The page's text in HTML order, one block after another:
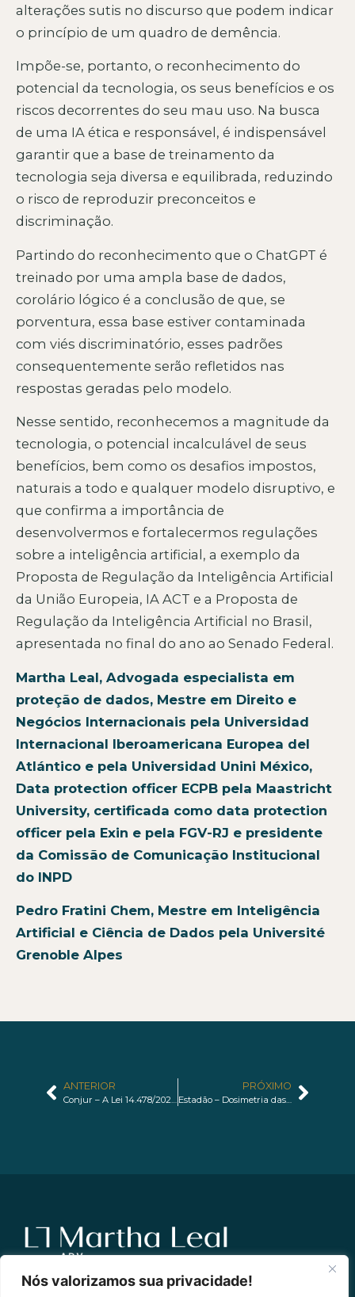
Nós valorizamos sua privacidade!
alterações sutis no discurso que podem indicar
o princípio de um quadro de demência.
Impõe-se, portanto, o reconhecimento do
potencial da tecnologia, os seus benefícios e os
riscos decorrentes do seu mau uso. Na busca
de uma IA ética e responsável, é indispensável
garantir que a base de treinamento da
tecnologia seja diversa e equilibrada, reduzindo
o risco de reproduzir preconceitos e
discriminação.
Partindo do reconhecimento que o ChatGPT é
treinado por uma ampla base de dados,
corolário lógico é a conclusão de que, se
porventura, essa base estiver contaminada
com viés discriminatório, esses padrões
consequentemente serão refletidos nas
respostas geradas pelo modelo.
Nesse sentido, reconhecemos a magnitude da
tecnologia, o potencial incalculável de seus
benefícios, bem como os desafios impostos,
naturais a todo e qualquer modelo disruptivo, e
que confirma a importância de
desenvolvermos e fortalecermos regulações
sobre a inteligência artificial, a exemplo da
Proposta de Regulação da Inteligência Artificial
da União Europeia, IA ACT e a Proposta de
Regulação da Inteligência Artificial no Brasil,
apresentada no final do ano ao Senado Federal.
Martha Leal, Advogada especialista em
proteção de dados, Mestre em Direito e
Negócios Internacionais pela Universidad
Internacional Iberoamericana Europea del
Atlántico e pela Universidad Unini México,
Data protection officer ECPB pela Maastricht
University, certificada como data protection
officer pela Exin e pela FGV-RJ e presidente
da Comissão de Comunicação Institucional
do INPD
Pedro Fratini Chem, Mestre em Inteligência
Artificial e Ciência de Dados pela Université
Grenoble Alpes
ANTERIOR
Conjur – A Lei 14.478/2022, marco regulatório das criptomoedas
PRÓXIMO
Estadão – Dosimetria das sanções pela ANPD e o valor das boas práticas do agente de tratamento